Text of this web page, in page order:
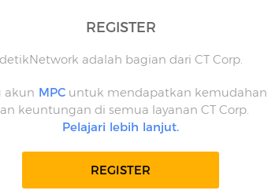
REGISTER
detikNetwork adalah bagian dari CT Corp.
akun MPCuntuk mendapatkan kemudahan
keuntungan di semua layanan CT Corp.
Pelajari lebih lanjut.
REGISTER